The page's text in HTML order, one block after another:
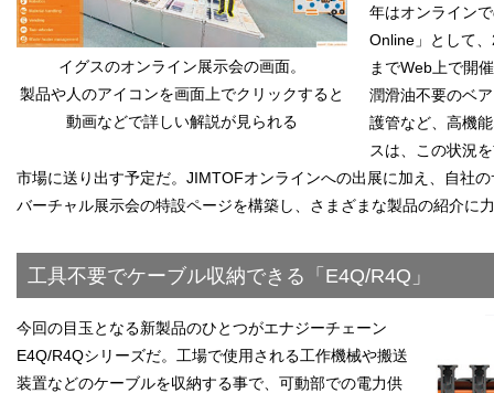
イグスのオンライン展示会の画面。
製品や人のアイコンを画面上でクリックすると
動画などで詳しい解説が見られる
年はオンライン
Online」として
までWeb上で開
潤滑油不要のベ
護管など、高機
スは、この状況
市場に送り出す予定だ。JIMTOFオンラインへの出展に加え、自社
バーチャル展示会の特設ページを構築し、さまざまな製品の紹介に
工具不要でケーブル収納できる「E4Q/R4Q」
今回の目玉となる新製品のひとつがエナジーチェーン
E4Q/R4Qシリーズだ。工場で使用される工作機械や搬送
装置などのケーブルを収納する事で、可動部での電力供